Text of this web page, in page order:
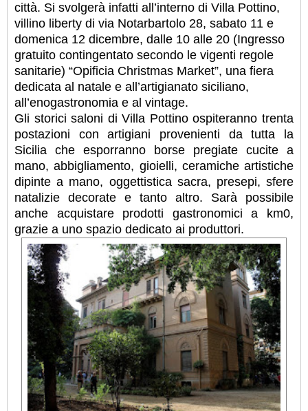
città. Si svolgerà infatti all’interno di Villa Pottino,
villino liberty di via Notarbartolo 28, sabato 11 e
domenica 12 dicembre, dalle 10 alle 20 (Ingresso
gratuito contingentato secondo le vigenti regole
sanitarie) “Opificia Christmas Market”, una fiera
dedicata al natale e all’artigianato siciliano,
all’enogastronomia e al vintage.
Gli storici saloni di Villa Pottino ospiteranno trenta
postazioni con artigiani provenienti da tutta la
Sicilia che esporranno borse pregiate cucite a
mano, abbigliamento, gioielli, ceramiche artistiche
dipinte a mano, oggettistica sacra, presepi, sfere
natalizie decorate e tanto altro. Sarà possibile
anche acquistare prodotti gastronomici a km0,
grazie a uno spazio dedicato ai produttori.